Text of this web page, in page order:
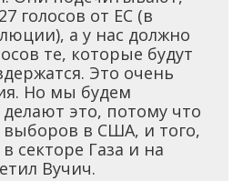
голосов от ЕС (в
а у нас должно
те, которые будут
Это очень
Но мы будем
это, потому что
выборов в США, и того,
секторе Газа и на
Вучич.